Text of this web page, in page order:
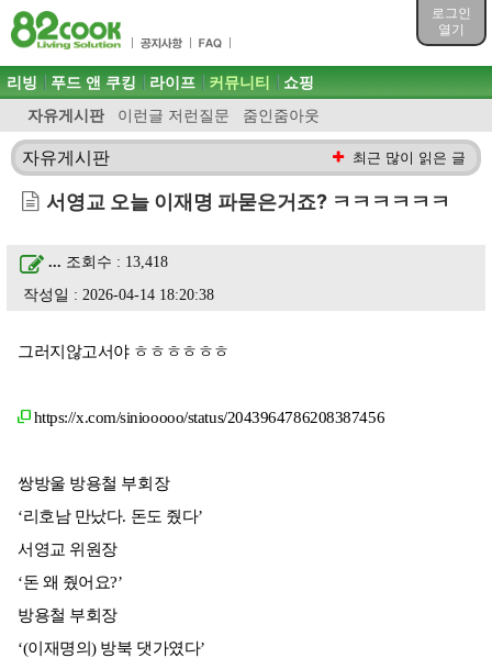
로그인
열기
목차
주메뉴 바로가기
컨텐츠 바로가기
검색 바로가기
로그인 바로가기
주메뉴
리빙 푸드 앤 쿠킹 라이프 커뮤니티
자유게시판 이런글 저런질문 줌인줌아웃
쇼핑
자유게시판 최근 많이 읽은 글
서영교 오늘 이재명 파묻은거죠? ㅋㅋㅋㅋㅋㅋ
... 조회수 : 13,418
작성일 : 2026-04-14 18:20:38
그러지않고서야 ㅎㅎㅎㅎㅎㅎ
https://x.com/siniooooo/status/2043964786208387456
쌍방울 방용철 부회장
‘리호남 만났다. 돈도 줬다’
서영교 위원장
‘돈 왜 줬어요?’
방용철 부회장
‘(이재명의) 방북 댓가였다’